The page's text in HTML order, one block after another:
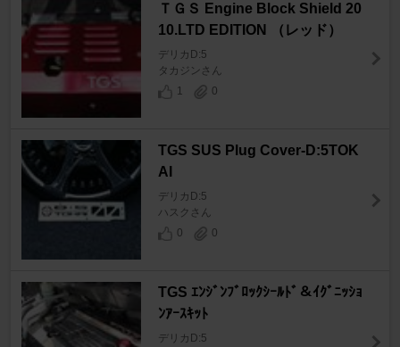
ＴＧＳ Engine Block Shield 20
10.LTD EDITION （レッド）
デリカD:5
タカジンさん
1
0
TGS SUS Plug Cover-D:5TOK
AI
デリカD:5
ハスクさん
0
0
TGS ｴﾝｼﾞﾝﾌﾞﾛｯｸｼｰﾙﾄﾞ＆ｲｸﾞﾆｯｼｮ
ﾝｱｰｽｷｯﾄ
デリカD:5